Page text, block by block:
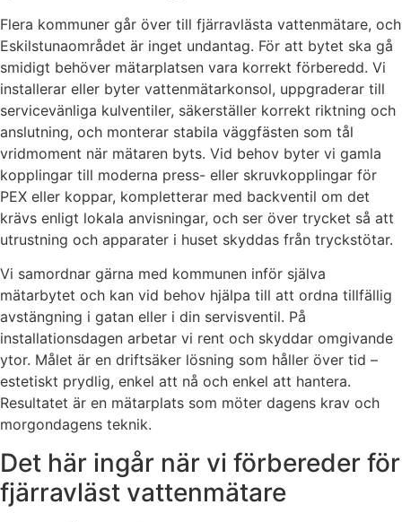
Flera kommuner går över till fjärravlästa vattenmätare, och
Eskilstunaområdet är inget undantag. För att bytet ska gå
smidigt behöver mätarplatsen vara korrekt förberedd. Vi
installerar eller byter vattenmätarkonsol, uppgraderar till
servicevänliga kulventiler, säkerställer korrekt riktning och
anslutning, och monterar stabila väggfästen som tål
vridmoment när mätaren byts. Vid behov byter vi gamla
kopplingar till moderna press- eller skruvkopplingar för
PEX eller koppar, kompletterar med backventil om det
krävs enligt lokala anvisningar, och ser över trycket så att
utrustning och apparater i huset skyddas från tryckstötar.
Vi samordnar gärna med kommunen inför själva
mätarbytet och kan vid behov hjälpa till att ordna tillfällig
avstängning i gatan eller i din servisventil. På
installationsdagen arbetar vi rent och skyddar omgivande
ytor. Målet är en driftsäker lösning som håller över tid –
estetiskt prydlig, enkel att nå och enkel att hantera.
Resultatet är en mätarplats som möter dagens krav och
morgondagens teknik.
Det här ingår när vi förbereder för
fjärravläst vattenmätare